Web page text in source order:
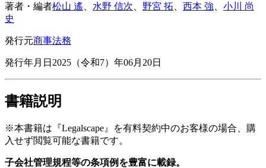
著者・編者松山 遙 水野 信次 野宮 拓 西本 強
小川 尚
史
発行元商事法務
発行年月日 2025（令和7）年06月20日
書籍説明
※本書籍は『Legalscape』を有料契約中のお客様の場合、購
入せず閲覧可能な書籍です。
子会社管理規程等の条項例を豊富に載録。